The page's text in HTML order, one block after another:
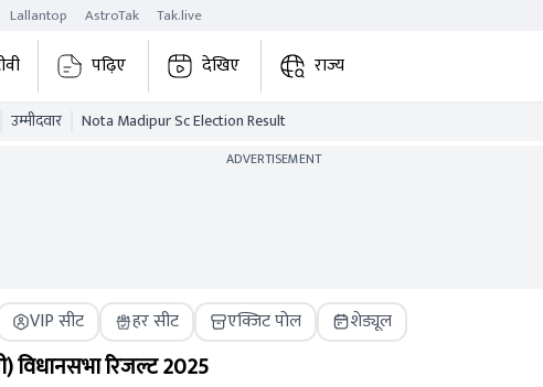
Lallantop AstroTak Tak.live
पढ़िए देखिए राज्य
उम्मीदवार Nota Madipur Sc Election Result
ADVERTISEMENT
VIP सीट हर सीट एक्जिट पोल शेड्यूल
विधानसभा रिजल्ट2025